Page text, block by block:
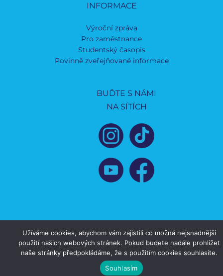
INFORMACE
Výroční zpráva
Pro zaměstnance
Studentský časopis
Povinně zveřejňované informace
BUĎTE S NÁMI
NA SÍTÍCH
Užíváme cookies, abychom vám zajistili co možná nejsnadnější
použití našich webových stránek. Pokud budete nadále prohlížet
naše stránky předpokládáme, že s použitím cookies souhlasíte.
Souhlasím